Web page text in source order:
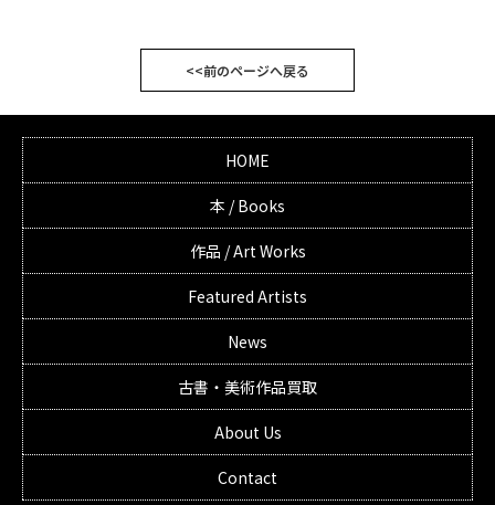
<<前のページへ戻る
HOME
本 / Books
作品 / Art Works
Featured Artists
News
古書・美術作品買取
About Us
Contact